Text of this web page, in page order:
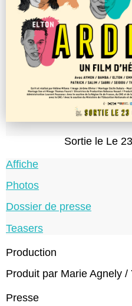
Sortie le Le
Affiche
Photos
Dossier de presse
Teasers
Production
Produit par Marie Agnely
Presse